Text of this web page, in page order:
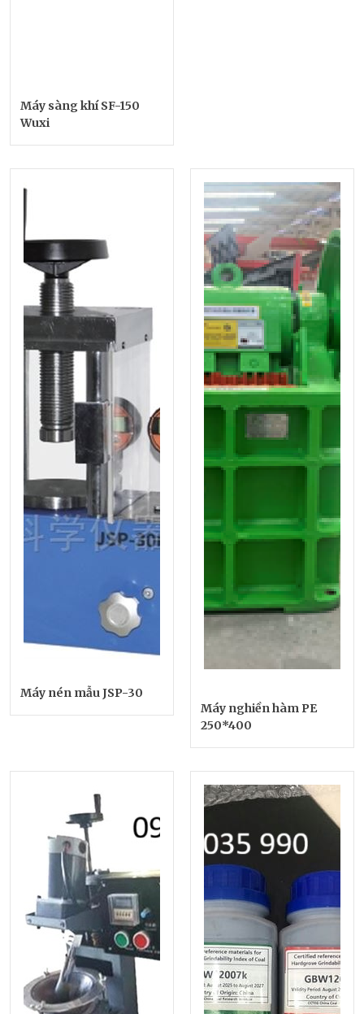
Máy sàng khí SF-150
Wuxi
Máy nén mẫu JSP-30
Máy nghiền hàm PE
250*400